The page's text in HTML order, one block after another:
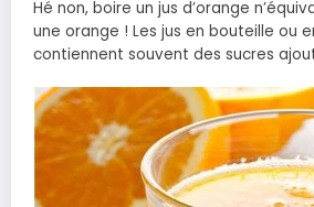
Hé non, boire un jus d’orange
une orange ! Les jus en bouteille ou
contiennent souvent des sucres